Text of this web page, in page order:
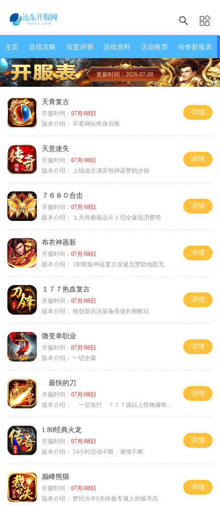
主页 游戏攻略 深度评测 游戏资料 活动推荐 传奇新服表
更新时间：2026-07-08
天青复古
开服时间： 07月/08日
版本介绍： 不看网站终身后悔
详情
天意迷失
开服时间： 07月/08日
版本介绍：
上线送全满背包神器赞助沙捐
详情
７６８０合击
开服时间： 07月/08日
版本介绍：
１天终极极品６１切全爆低消费简
详情
布衣神器新
开服时间： 07月/08日
版本介绍：
180新版神器复古攻速无赞助地图无排行
详情
１７７热血复古
开服时间： 07月/08日
版本介绍： 独创新玩法装备保值长期耐玩
详情
微变单职业
开服时间： 07月/08日
版本介绍： 一切全爆
详情
最快的刀
开服时间： 07月/08日
版本介绍：
一切靠打 ７７７级以上怪物爆终极
详情
1.80经典火龙
开服时间： 07月/08日
版本介绍： 24小时活动不断，激情不断
详情
巅峰熊猫
开服时间： 07月/08日
版本介绍： 梦回当年0充终极专属人帅爆率高
详情